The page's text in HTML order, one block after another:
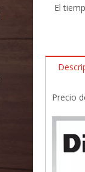
El
Precio